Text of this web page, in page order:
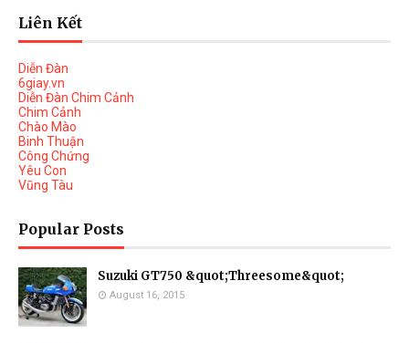
Liên Kết
Diễn Đàn
6giay.vn
Diễn Đàn Chim Cảnh
Chim Cảnh
Chào Mào
Binh Thuận
Công Chứng
Yêu Con
Vũng Tàu
Popular Posts
Suzuki GT750 &quot;Threesome&quot;
August 16, 2015